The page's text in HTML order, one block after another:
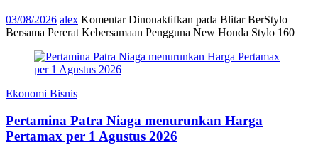
03/08/2026 alex Komentar Dinonaktifkan pada Blitar BerStylo
Bersama Pererat Kebersamaan Pengguna New Honda Stylo 160
Ekonomi Bisnis
Pertamina Patra Niaga menurunkan Harga
Pertamax per 1 Agustus 2026